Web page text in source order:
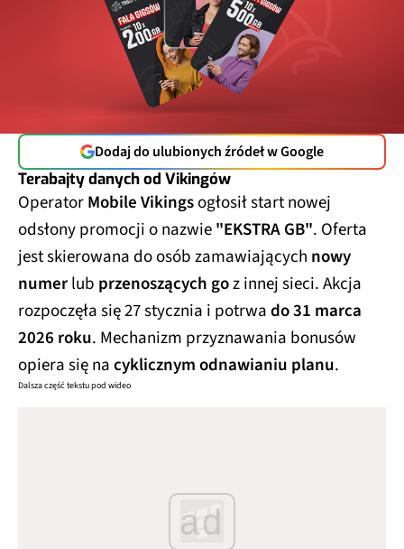
Dodaj do ulubionych źródeł w Google
Terabajty danych od Vikingów
OperatorMobile Vikingsogłosił start nowej
odsłony promocji o nazwie"EKSTRA GB". Oferta
jest skierowana do osób zamawiających nowy
numerlub przenoszących goz innej sieci. Akcja
rozpoczęła się 27 stycznia i potrwado 31 marca
2026 roku. Mechanizm przyznawania bonusów
opiera się nacyklicznym odnawianiu planu.
Dalsza część tekstu pod wideo
ad